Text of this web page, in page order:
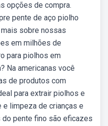
opções de compra.
pente de aço piolho
sobre nossas
em milhões de
para piolhos em
Na americanas você
de produtos com
para extrair piolhos e
e limpeza de crianças e
pente fino são eficazes